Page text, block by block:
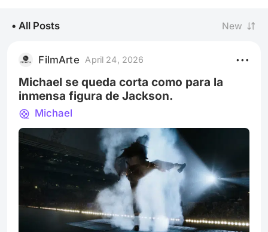
• All Posts New
FilmArte April 24, 2026
Michael se queda corta como para la
inmensa figura de Jackson.
Michael